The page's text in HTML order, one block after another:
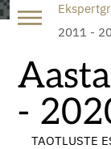
2011 -
-
TAOTLUSTE